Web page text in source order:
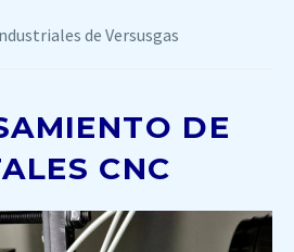
de Versusgas
DE
CNC